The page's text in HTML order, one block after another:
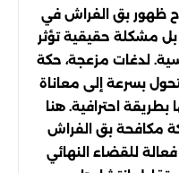
ظهور بق الفراش في
بل مشكلة حقيقية تؤثر
لدغات مزعجة، حكة
بسرعة إلى معاناة
بطريقة احترافية. هنا
مكافحة بق الفراش
للقضاء النهائي